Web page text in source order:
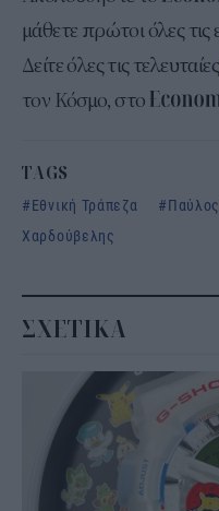
μάθετε πρώτοι όλες τις
Δείτε όλες τις τελευταίες
τον Κόσμο, στο
TAGS
Εθνική Τράπεζα
Χαρδούβελης
ΣΧΕΤΙΚΑ